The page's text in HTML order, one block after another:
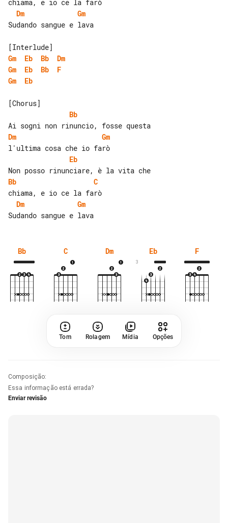
Dm
Gm
Sudando sangue e lava
Gm
Eb Bb
Dm
Gm
Eb Bb
F
Gm
Eb
Bb
Dm
Gm
Eb
Bb
C
Dm
Gm
Bb C Dm Eb
3
F
Tom Rolagem Mídia Opções
Composição:
Essa informação está errada?
Enviar revisão